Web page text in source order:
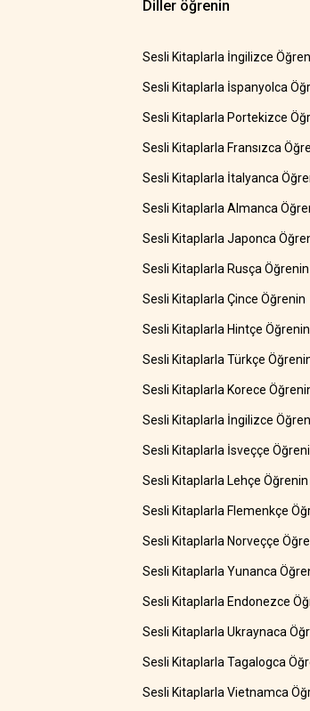
Diller öğrenin
Sesli Kitaplarla İngilizce
Sesli Kitaplarla İspanyolca
Sesli Kitaplarla Portekizce
Sesli Kitaplarla Fransızca
Sesli Kitaplarla İtalyanca
Sesli Kitaplarla Almanca
Sesli Kitaplarla Japonca
Sesli Kitaplarla Rusça Öğrenin
Sesli Kitaplarla Çince Öğrenin
Sesli Kitaplarla Hintçe Öğrenin
Sesli Kitaplarla Türkçe
Sesli Kitaplarla Korece
Sesli Kitaplarla İngilizce
Sesli Kitaplarla İsveççe
Sesli Kitaplarla Lehçe Öğrenin
Sesli Kitaplarla Flemenkçe
Sesli Kitaplarla Norveççe
Sesli Kitaplarla Yunanca
Sesli Kitaplarla Endonezce
Sesli Kitaplarla Ukraynaca
Sesli Kitaplarla Tagalogca
Sesli Kitaplarla Vietnamca